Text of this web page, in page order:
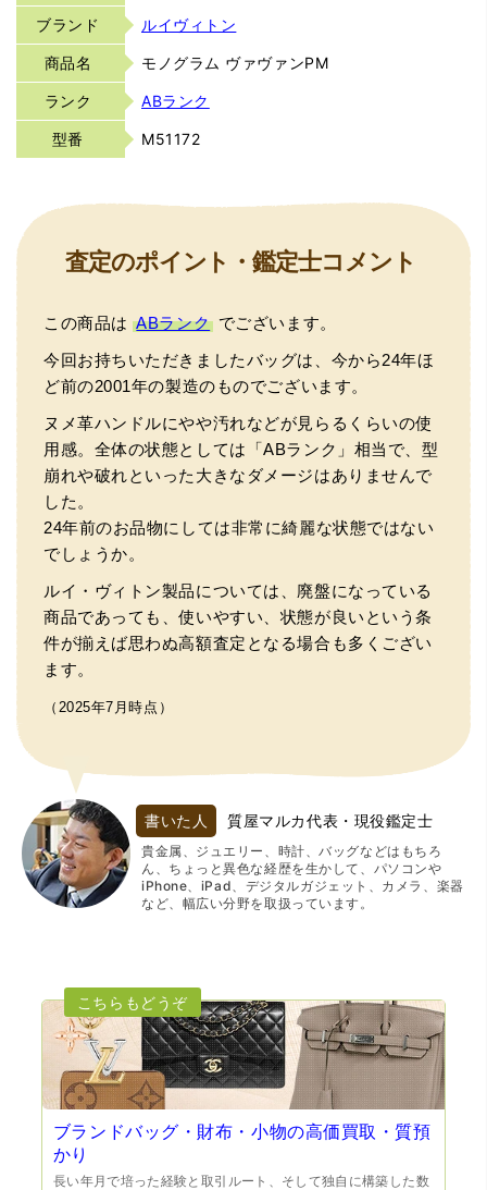
ブランド ルイヴィトン
商品名 モノグラム ヴァヴァンPM
ランク ABランク
型番 M51172
査定のポイント・鑑定士コメント
この商品はABランク でございます。
今回お持ちいただきましたバッグは、今から24年ほ
ど前の2001年の製造のものでございます。
ヌメ革ハンドルにやや汚れなどが見らるくらいの使
用感。全体の状態としては「ABランク」相当で、型
崩れや破れといった大きなダメージはありませんで
した。
24年前のお品物にしては非常に綺麗な状態ではない
でしょうか。
ルイ・ヴィトン製品については、廃盤になっている
商品であっても、使いやすい、状態が良いという条
件が揃えば思わぬ高額査定となる場合も多くござい
ます。
（2025年7月時点）
書いた人 質屋マルカ代表・現役鑑定士
貴金属、ジュエリー、時計、バッグなどはもちろ
ん、ちょっと異色な経歴を生かして、パソコンや
iPhone、iPad、デジタルガジェット、カメラ、楽器
など、幅広い分野を取扱っています。
ブランドバッグ・財布・小物の高価買取・質預
かり
長い年月で培った経験と取引ルート、そして独自に構築した数